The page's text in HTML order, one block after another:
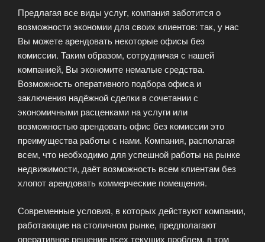
Предлагая все виды услуг, компания заботится о
возможности экономии для своих клиентов: так, у нас
Вы можете арендовать некоторые офисы без
комиссии. Таким образом, сотрудничая с нашей
компанией, Вы экономите немалые средства.
Возможность оперативного подбора офиса и
заключения надёжной сделки в сочетании с
экономичными расценками на услуги или
возможностью арендовать офис без комиссии это
преимущества работы с нами. Компания, располагая
всем, что необходимо для успешной работы на рынке
недвижимости, даёт возможность всем клиентам без
хлопот арендовать коммерческие помещения.
Современные условия, в которых действуют компании,
работающие на столичном рынке, предполагают
оперативное решение всех текущих проблем, в том